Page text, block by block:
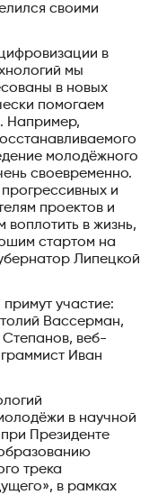
своими
в
мы
в новых
помогаем
Например,
молодёжного
своевременно.
и
проектов и
воплотить в жизнь,
стартом на
Липецкой
участие:
Вассерман,
веб-
Иван
в научной
Президенте
трека
в рамках